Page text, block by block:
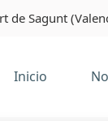
de Sagunt
Inicio